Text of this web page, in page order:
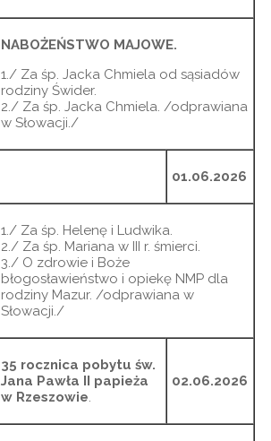
NABOŻEŃSTWO MAJOWE.
1./ Za śp. Jacka Chmiela od sąsiadów
rodziny Świder.
2./ Za śp. Jacka Chmiela. /odprawiana
w Słowacji./
01.06.2026
1./ Za śp. Helenę i Ludwika.
2./ Za śp. Mariana w III r. śmierci.
3./ O zdrowie i Boże
błogosławieństwo i opiekę NMP dla
rodziny Mazur. /odprawiana w
Słowacji./
35 rocznica pobytu św.
Jana Pawła II papieża
w Rzeszowie.
02.06.2026